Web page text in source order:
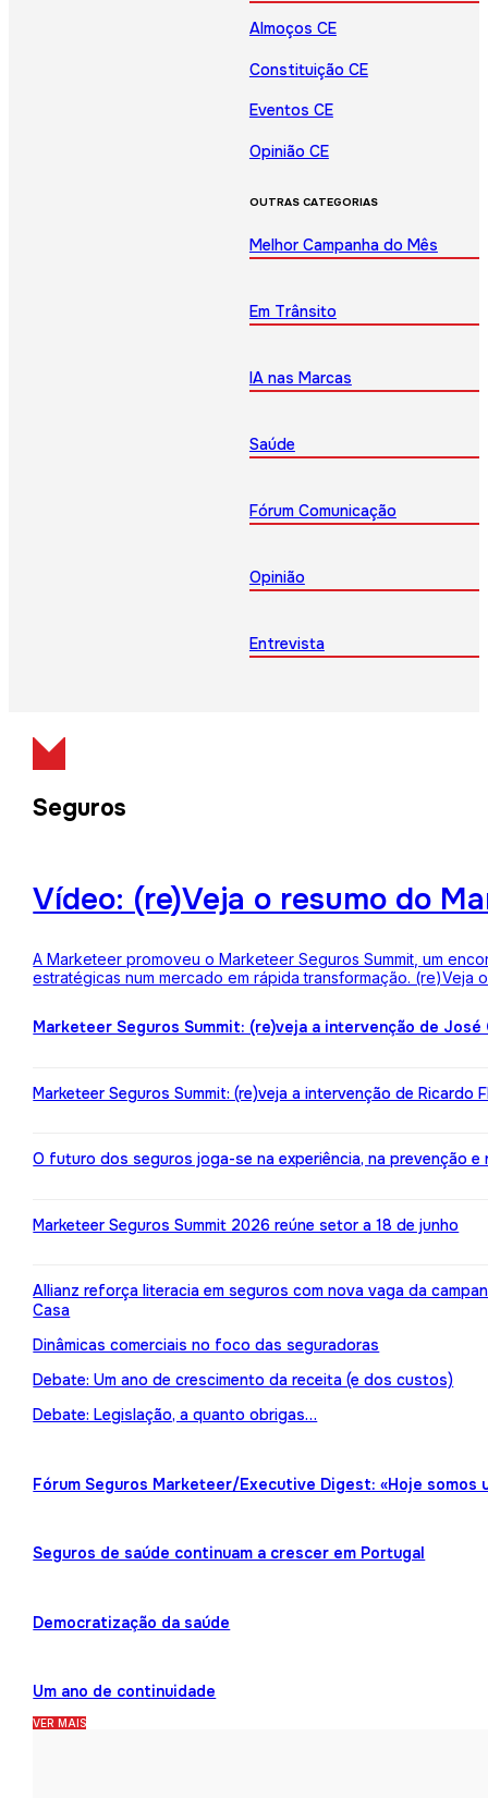
Almoços CE
Constituição CE
Eventos CE
Opinião CE
OUTRAS CATEGORIAS
Melhor Campanha do Mês
Em Trânsito
IA nas Marcas
Saúde
Fórum Comunicação
Opinião
Entrevista
Seguros
Vídeo: (re)Veja o resumo do
A Marketeer promoveu o Marketeer Seguros Summit, um
estratégicas num mercado em rápida transformação. (re)Veja
Marketeer Seguros Summit: (re)veja a intervenção de
Marketeer Seguros Summit: (re)veja a intervenção de Ricardo
O futuro dos seguros joga-se na experiência, na prevenção
Marketeer Seguros Summit 2026 reúne setor a 18 de junho
Allianz reforça literacia em seguros com nova vaga da
Casa
Dinâmicas comerciais no foco das seguradoras
Debate: Um ano de crescimento da receita (e dos custos)
Debate: Legislação, a quanto obrigas…
Fórum Seguros Marketeer/Executive Digest: «Hoje somos
Seguros de saúde continuam a crescer em Portugal
Democratização da saúde
Um ano de continuidade
VER MAIS